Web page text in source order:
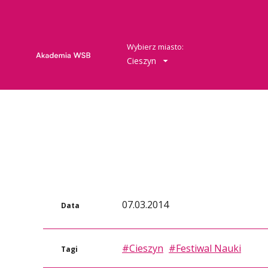
Wybierz miasto:
Cieszyn
Data 07.03.2014
Tagi #Cieszyn #Festiwal Nauki